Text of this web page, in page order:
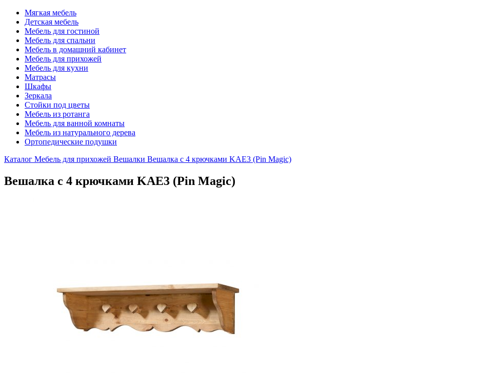
Мягкая мебель
Детская мебель
Мебель для гостиной
Мебель для спальни
Мебель в домашний кабинет
Мебель для прихожей
Мебель для кухни
Матрасы
Шкафы
Зеркала
Стойки под цветы
Мебель из ротанга
Мебель для ванной комнаты
Мебель из натурального дерева
Ортопедические подушки
Каталог Мебель для прихожей Вешалки Вешалка с 4 крючками KAE3 (Pin Magic)
Вешалка с 4 крючками KAE3 (Pin Magic)